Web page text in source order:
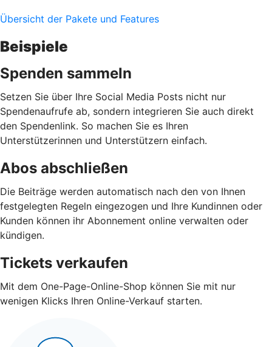
Übersicht der Pakete und Features
Beispiele
Spenden sammeln
Setzen Sie über Ihre Social Media Posts nicht nur
Spendenaufrufe ab, sondern integrieren Sie auch direkt
den Spendenlink. So machen Sie es Ihren
Unterstützerinnen und Unterstützern einfach.
Abos abschließen
Die Beiträge werden automatisch nach den von Ihnen
festgelegten Regeln eingezogen und Ihre Kundinnen oder
Kunden können ihr Abonnement online verwalten oder
kündigen.
Tickets verkaufen
Mit dem One-Page-Online-Shop können Sie mit nur
wenigen Klicks Ihren Online-Verkauf starten.